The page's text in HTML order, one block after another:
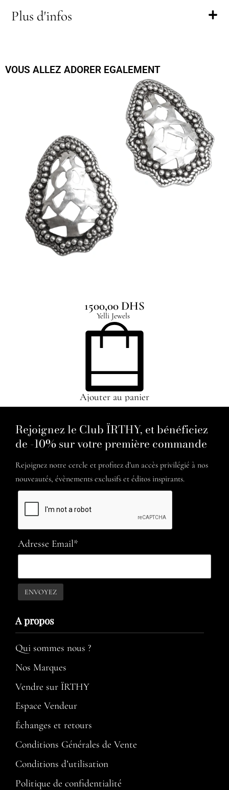
Plus d'infos
VOUS ALLEZ ADORER EGALEMENT
Yelli Jewels
1500,00 DHS
Ajouter au panier
Rejoignez le Club ÏRTHY, et bénéficiez
de -10% sur votre première commande
Rejoignez notre cercle et profitez d’un accès privilégié à nos
nouveautés, évènements exclusifs et éditos inspirants.
Adresse Email*
A propos​
Qui sommes nous ?
Nos Marques
Vendre sur ÏRTHY
Espace Vendeur
Échanges et retours
Conditions Générales de Vente
Conditions d’utilisation​
Politique de confidentialité